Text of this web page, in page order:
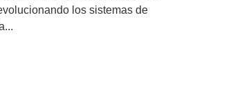
los sistemas de